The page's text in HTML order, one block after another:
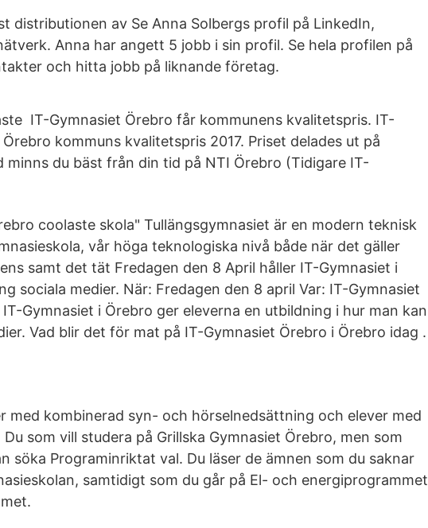
distributionen av Se Anna Solbergs profil på LinkedIn,
Anna har angett 5 jobb i sin profil. Se hela profilen på
och hitta jobb på liknande företag.
IT-Gymnasiet Örebro får kommunens kvalitetspris. IT-
kommuns kvalitetspris 2017. Priset delades ut på
minns du bäst från din tid på NTI Örebro (Tidigare IT-
coolaste skola" Tullängsgymnasiet är en modern teknisk
vår höga teknologiska nivå både när det gäller
samt det tät Fredagen den 8 April håller IT-Gymnasiet i
sociala medier. När: Fredagen den 8 april Var: IT-Gymnasiet
Gymnasiet i Örebro ger eleverna en utbildning i hur man kan
Vad blir det för mat på IT-Gymnasiet Örebro i Örebro idag .
med kombinerad syn- och hörselnedsättning och elever med
som vill studera på Grillska Gymnasiet Örebro, men som
söka Programinriktat val. Du läser de ämnen som du saknar
samtidigt som du går på El- och energiprogrammet